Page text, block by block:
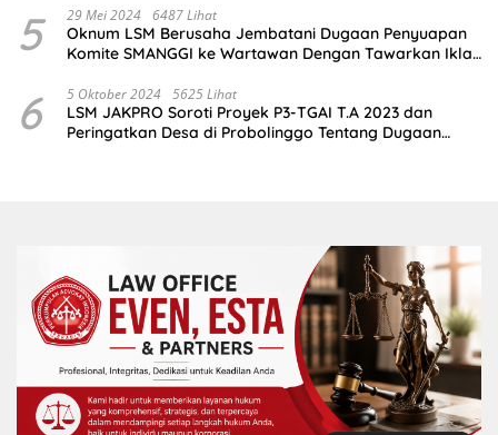
5 29 Mei 2024 6487 Lihat
Oknum LSM Berusaha Jembatani Dugaan Penyuapan
Komite SMANGGI ke Wartawan Dengan Tawarkan Iklan
6 5 Oktober 2024 5625 Lihat
LSM JAKPRO Soroti Proyek P3-TGAI T.A 2023 dan
Peringatkan Desa di Probolinggo Tentang Dugaan